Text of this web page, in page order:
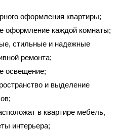
оформления квартиры;
оформление каждой комнаты;
стильные и надежные
ремонта;
освещение;
и выделение
в квартире мебель,
интерьера;